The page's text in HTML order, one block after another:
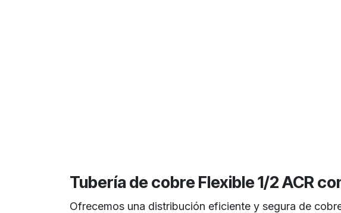
Tubería de cobre Flexible 1/2 ACR
Ofrecemos una distribución eficiente y segura de